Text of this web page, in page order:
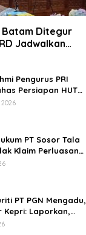
Ditegur
Jadwalkan
Pengurus PRI
Persiapan HUT
Penguatan
PT Sosor Tala
Klaim Perluasan
Tua Batu Merah
PT PGN Mengadu,
Kepri: Laporkan,
Lanjuti